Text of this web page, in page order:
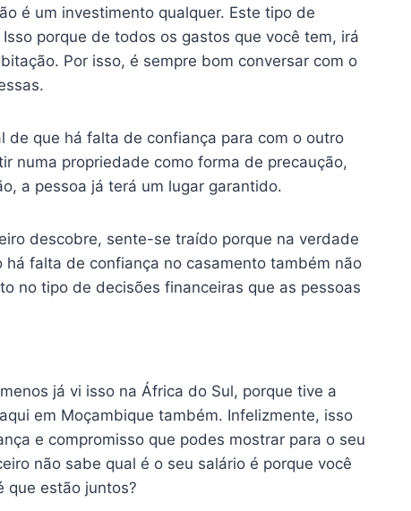
é um investimento qualquer. Este tipo de
porque de todos os gastos que você tem, irá
Por isso, é sempre bom conversar com o
de que há falta de confiança para com o outro
numa propriedade como forma de precaução,
a pessoa já terá um lugar garantido.
descobre, sente-se traído porque na verdade
falta de confiança no casamento também não
no tipo de decisões financeiras que as pessoas
já vi isso na África do Sul, porque tive a
em Moçambique também. Infelizmente, isso
e compromisso que podes mostrar para o seu
não sabe qual é o seu salário é porque você
que estão juntos?